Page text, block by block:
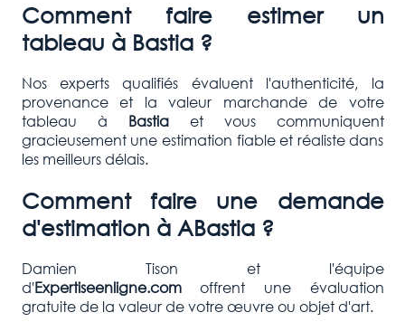
Comment faire estimer un
tableau à Bastia ?
Nos experts qualifiés évaluent l'authenticité, la
provenance et la valeur marchande de votre
tableau à Bastia et vous communiquent
gracieusement une estimation fiable et réaliste dans
les meilleurs délais.
Comment faire une demande
d'estimation à ABastia ?
Damien Tison et l'équipe
d'Expertiseenligne.comoffrent une évaluation
gratuite de la valeur de votre œuvre ou objet d'art.